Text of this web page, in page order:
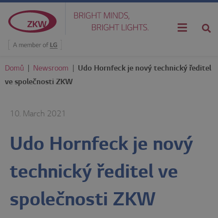
Domů Newsroom
Udo Hornfeck je nový technický ředitel
ve společnosti ZKW
10. March 2021
Udo Hornfeck je nový
technický ředitel ve
společnosti ZKW